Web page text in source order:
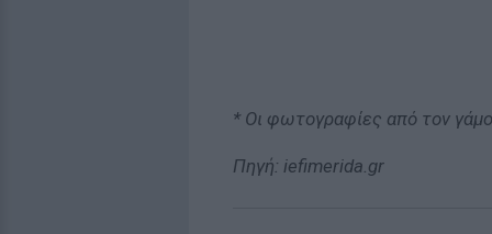
* Οι φωτογραφίες από τον
Πηγή: iefimerida.gr